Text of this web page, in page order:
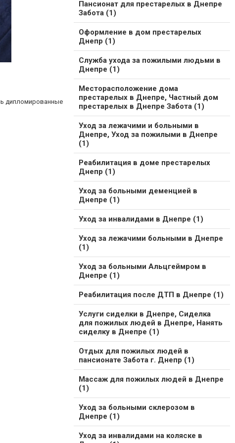
дипломированные
Пансионат для престарелых в Днепре
Забота (1)
Оформление в дом престарелых
Днепр (1)
Служба ухода за пожилыми людьми в
Днепре (1)
Месторасположение дома
престарелых в Днепре, Частный дом
престарелых в Днепре Забота (1)
Уход за лежачими и больными в
Днепре, Уход за пожилыми в Днепре
(1)
Реабилитация в доме престарелых
Днепр (1)
Уход за больными деменцией в
Днепре (1)
Уход за инвалидами в Днепре (1)
Уход за лежачими больными в Днепре
(1)
Уход за больными Альцгеймром в
Днепре (1)
Реабилитация после ДТП в Днепре (1)
Услуги сиделки в Днепре, Сиделка
для пожилых людей в Днепре, Нанять
сиделку в Днепре (1)
Отдых для пожилых людей в
пансионате Забота г. Днепр (1)
Массаж для пожилых людей в Днепре
(1)
Уход за больными склерозом в
Днепре (1)
Уход за инвалидами на коляске в